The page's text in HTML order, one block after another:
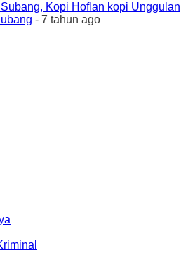
Kopi Hoflan kopi Unggulan
- 7 tahun ago